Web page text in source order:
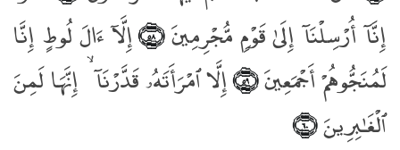
إِنَّآ أُرْسِلْنَآ إِلَىٰ قَوْمٍۢ مُّجْرِمِينَ﴿٥٨﴾
إِلَّآ ءَالَ لُوطٍ إِنَّا
لَمُنَجُّوهُمْ أَجْمَعِينَ﴿٥٩﴾
إِلَّا ٱمْرَأَتَهُۥ قَدَّرْنَآ ۙ إِنَّهَا لَمِنَ
ٱلْغَـٰبِرِينَ﴿٦٠﴾